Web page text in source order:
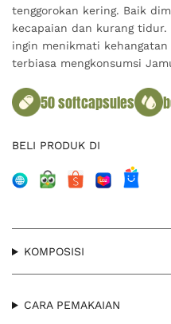
tenggorokan kering. Baik
kecapaian dan kurang
ingin menikmati
terbiasa mengkonsumsi
50 softcapsules
BELI PRODUK DI
KOMPOSISI
CARA PEMAKAIAN